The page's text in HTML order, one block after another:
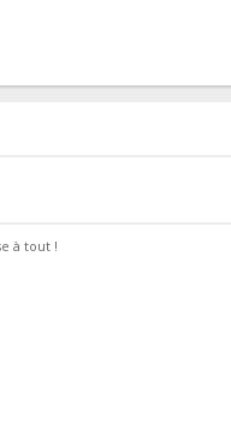
à tout !